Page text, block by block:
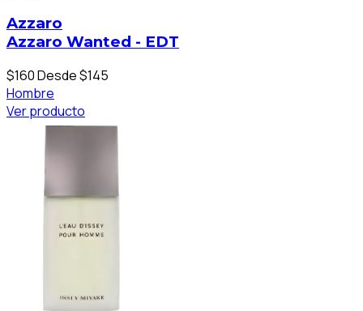
Azzaro
Azzaro Wanted - EDT
$160Desde $145
Hombre
Ver producto